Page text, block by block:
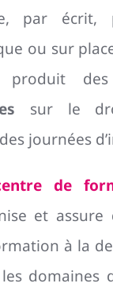
par écrit,
ou sur
des
sur le
journées
de
et assure
à la
domaines